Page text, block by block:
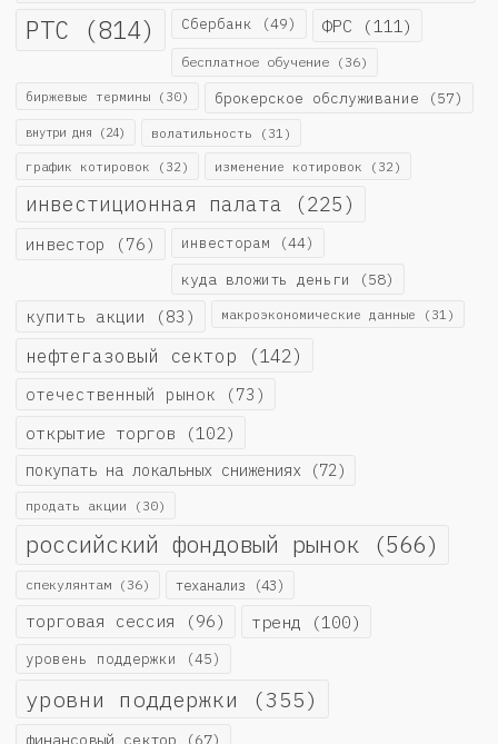
РТС (814) Сбербанк (49) ФРС (111)
бесплатное обучение (36)
биржевые термины (30) брокерское обслуживание (57)
внутри дня (24) волатильность (31)
график котировок (32) изменение котировок (32)
инвестиционная палата (225)
инвестор (76) инвесторам (44)
куда вложить деньги (58)
купить акции (83) макроэкономические данные (31)
нефтегазовый сектор (142)
отечественный рынок (73)
открытие торгов (102)
покупать на локальных снижениях (72)
продать акции (30)
российский фондовый рынок (566)
спекулянтам (36) теханализ (43)
торговая сессия (96) тренд (100)
уровень поддержки (45)
уровни поддержки (355)
финансовый сектор (67)